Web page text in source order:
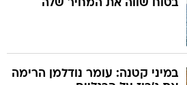
בטוח שווה את המחיר שלה
במיני קטנה: עומר נודלמן הרימה